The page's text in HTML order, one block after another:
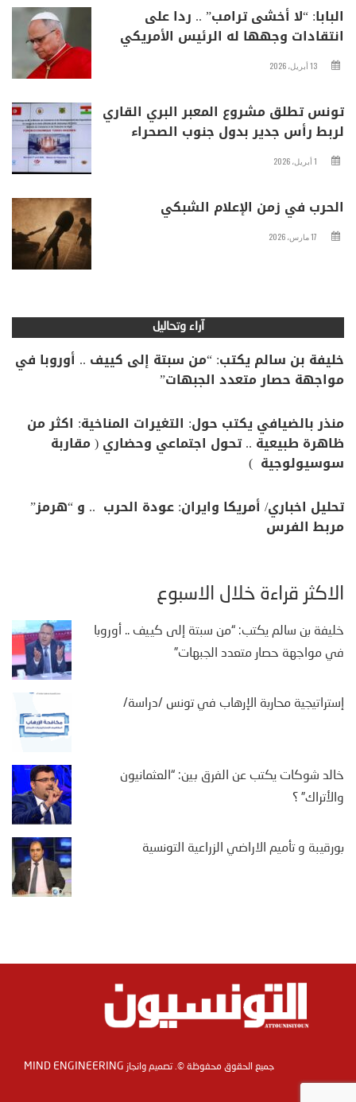
البابا: “لا أخشى ترامب” .. ردا على
انتقادات وجهها له الرئيس الأمريكي
13 أبريل، 2026
تونس تطلق مشروع المعبر البري القاري
لربط رأس جدير بدول جنوب الصحراء
1 أبريل، 2026
الحرب في زمن الإعلام الشبكي
17 مارس، 2026
آراء وتحاليل
خليفة بن سالم يكتب: “من سبتة إلى كييف .. أوروبا في
مواجهة حصار متعدد الجبهات”
منذر بالضيافي يكتب حول: التغيرات المناخية: اكثر من
ظاهرة طبيعية .. تحول اجتماعي وحضاري ( مقاربة
سوسيولوجية )
تحليل اخباري/ أمريكا وايران: عودة الحرب .. و “هرمز”
مربط الفرس
الأكثر قراءة خلال الأسبوع
خليفة بن سالم يكتب: “من سبتة إلى كييف .. أوروبا
في مواجهة حصار متعدد الجبهات”
إستراتيجية محاربة الإرهاب في تونس /دراسة/
خالد شوكات يكتب عن الفرق بين: “العثمانيون
والأتراك” ؟
بورقيبة و تأميم الاراضي الزراعية التونسية
جميع الحقوق محفوظة ©. تصميم وانجاز MIND ENGINEERING